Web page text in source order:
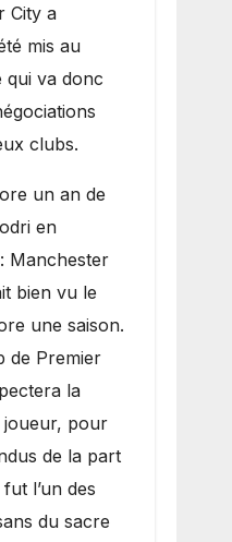
City a
mis au
va donc
clubs.
un an de
en
Manchester
bien vu le
une saison.
de Premier
la
joueur, pour
de la part
l’un des
du sacre